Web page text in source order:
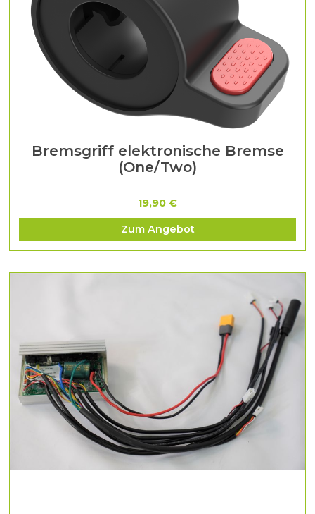
Bremsgriff elektronische Bremse
(One/Two)
19,90 €
Zum Angebot